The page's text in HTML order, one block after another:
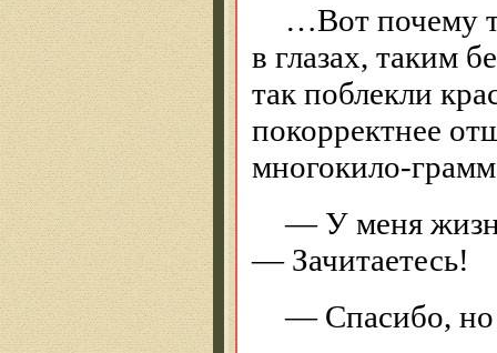
…Вот почему
в глазах, таким
так поблекли
покорректнее
многокило-
— У меня
— Зачитаетесь!
— Спасибо,